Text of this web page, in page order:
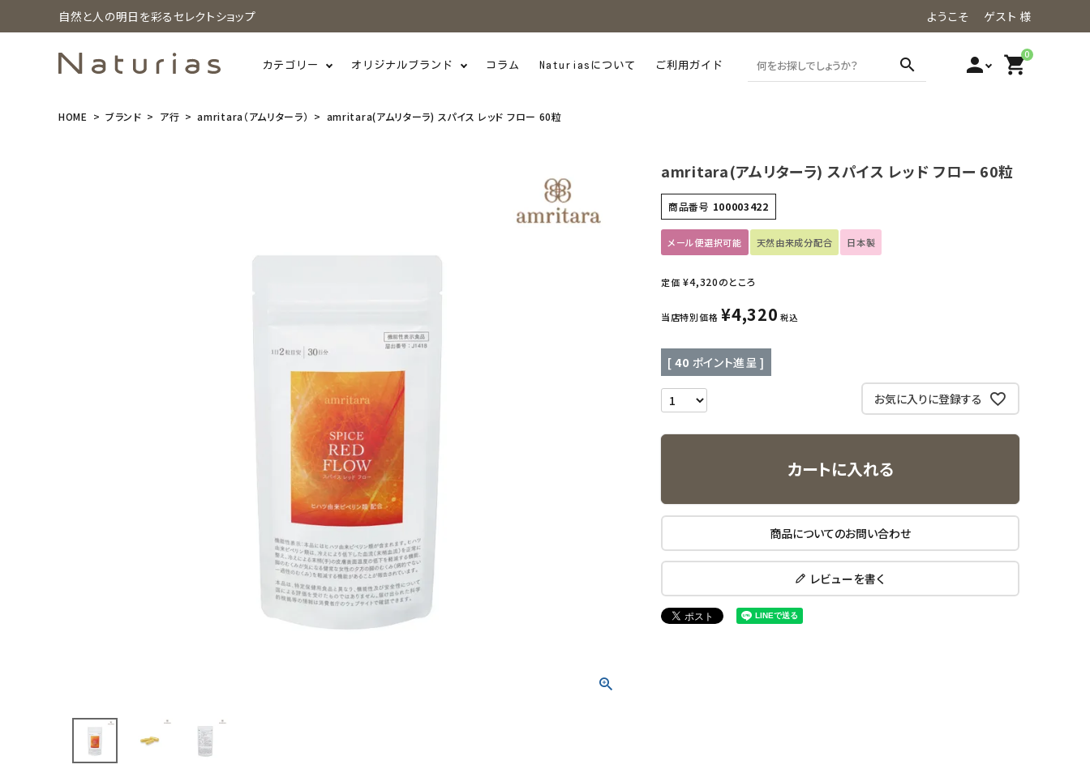
自然と人の明日を彩るセレクトショップ ようこそ ゲスト 様
カテゴリー オリジナルブランド コラム Naturiasについて ご利用ガイド search person 0
shopping_cart
インナー・下着・ナイトウェア
HOME ブランド ア行 amritara（アムリターラ） amritara(アムリターラ) スパイス レッド フロー 60粒
amritara(アムリターラ) スパイス レッド フロー 60粒
商品番号 100003422
メール便選択可能 天然由来成分配合 日本製
定価 ¥4,320のところ
当店特別価格 ¥4,320 税込
[ 40 ポイント進呈 ]
お気に入りに登録する
カートに入れる
商品についてのお問い合わせ
レビューを書く